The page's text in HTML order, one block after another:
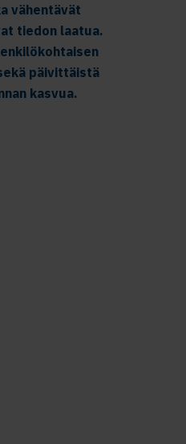
vähentävät
tiedon laatua.
päivittäistä
kasvua.